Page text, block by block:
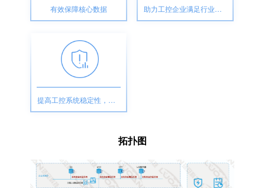
有效保障核心数据 助力工控企业满足行业政策法规和等保合规要求
提高工控系统稳定性，实时检测预警
拓扑图